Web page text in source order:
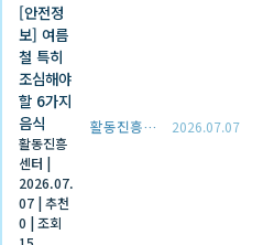
[안전정
보] 여름
철 특히
조심해야
할 6가지
음식
활동진흥
센터 |
2026.07.
07 |추천
0 |조회
활동진흥센터 2026.07.07